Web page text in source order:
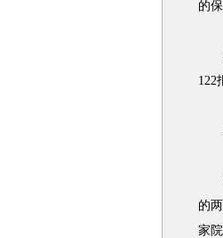
的
如
122
堵
的
家